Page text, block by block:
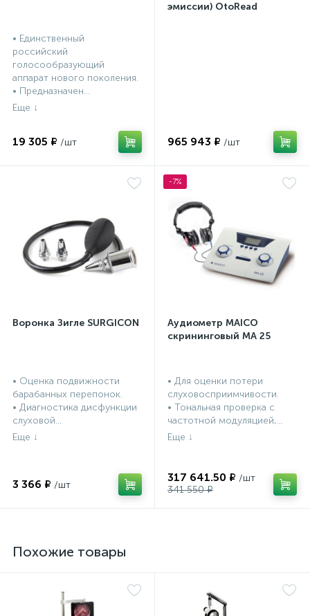
• Единственный
российский
голосообразующий
аппарат нового поколения.
• Предназначен...
19 305 ₽
эмиссии) OtoRead
965 943 ₽
Воронка Зигле SURGICON
• Оценка подвижности
барабанных перепонок.
• Диагностика дисфункции
слуховой...
3 366 ₽
-7%
Аудиометр MAICO
скрининговый МА 25
• Для оценки потери
слуховосприимчивости.
• Тональная проверка с
частотной модуляцией,...
317 641.50 ₽
341 550 ₽
Похожие товары